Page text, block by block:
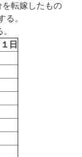
転嫁したもの
。
日